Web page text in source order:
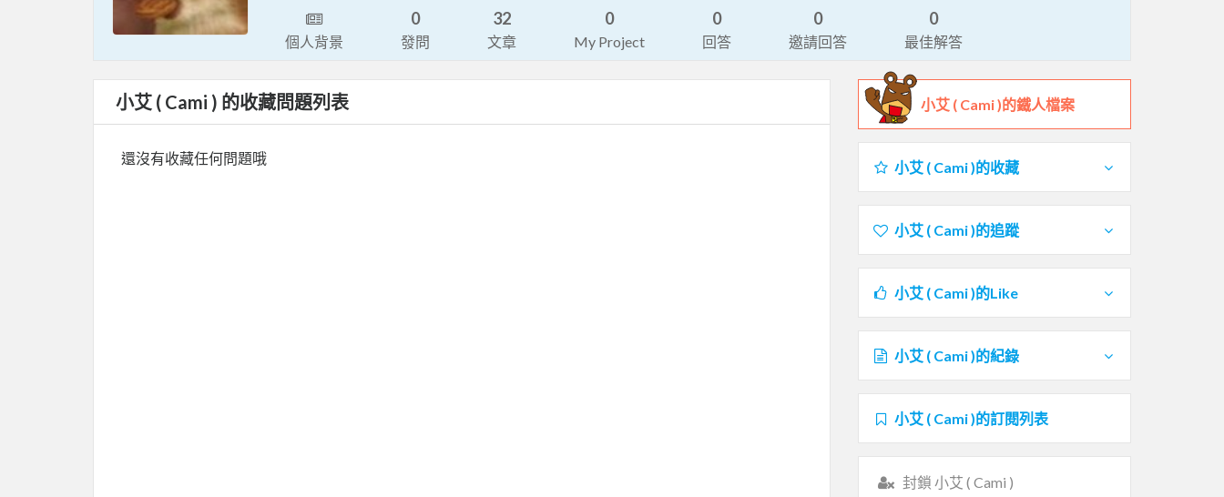
個人背景
0
發問
32
文章
0
My Project
0
回答
0
邀請回答
0
最佳解答
小艾 ( Cami ) 的收藏問題列表
還沒有收藏任何問題哦
小艾 ( Cami )的鐵人檔案
小艾 ( Cami )的收藏
小艾 ( Cami )的追蹤
小艾 ( Cami )的Like
小艾 ( Cami )的紀錄
小艾 ( Cami )的訂閱列表
封鎖 小艾 ( Cami )